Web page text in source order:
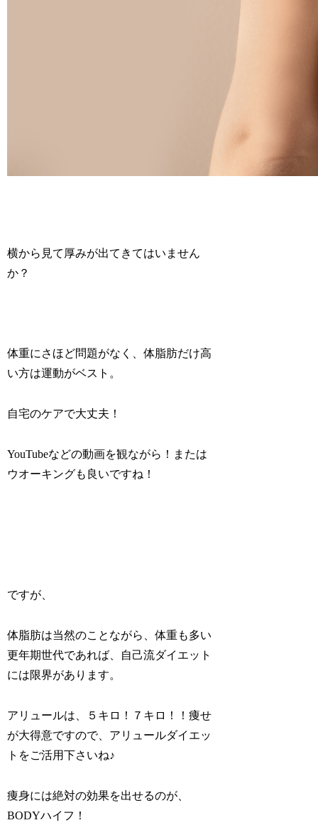
横から見て厚みが出てきてはいません
か？
体重にさほど問題がなく、体脂肪だけ高
い方は運動がベスト。
自宅のケアで大丈夫！
YouTubeなどの動画を観ながら！または
ウオーキングも良いですね！
ですが、
体脂肪は当然のことながら、体重も多い
更年期世代であれば、自己流ダイエット
には限界があります。
アリュールは、５キロ！７キロ！！痩せ
が大得意ですので、アリュールダイエッ
トをご活用下さいね♪
痩身には絶対の効果を出せるのが、
BODYハイフ！